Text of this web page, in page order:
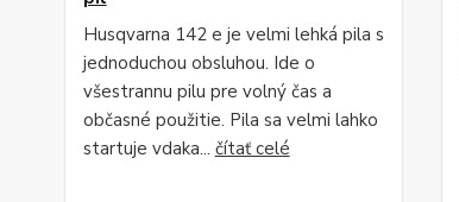
Husqvarna 142 e je velmi lehká pila s
jednoduchou obsluhou. Ide o
všestrannu pilu pre volný čas a
občasné použitie. Pila sa velmi lahko
startuje vdaka... čítať celé